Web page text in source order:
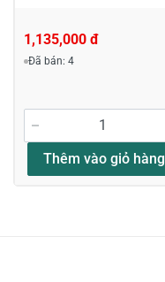
1,135,000 đ
Đã bán: 4
Thêm vào giỏ hàng